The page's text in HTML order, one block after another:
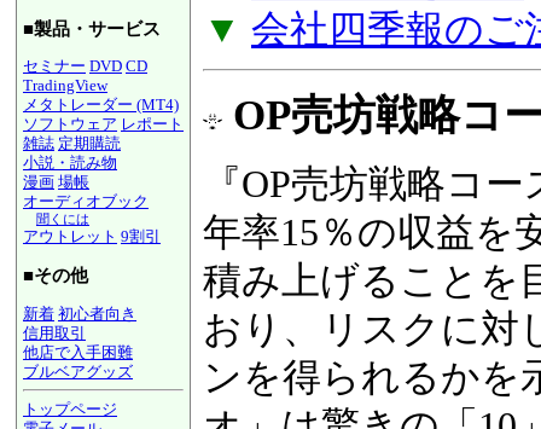
■製品・サービス
セミナー DVD CD
TradingView
メタトレーダー (MT4)
ソフトウェア レポート
雑誌 定期購読
小説・読み物
漫画 場帳
オーディオブック
聞くには
アウトレット 9割引
■その他
新着 初心者向き
信用取引
他店で入手困難
ブルベアグッズ
トップページ
▼ 新着商品を見る
▼ 会社四季報のご
OP売坊戦略コ
『OP売坊戦略コー
年率15％の収益を
積み上げることを
おり、リスクに対